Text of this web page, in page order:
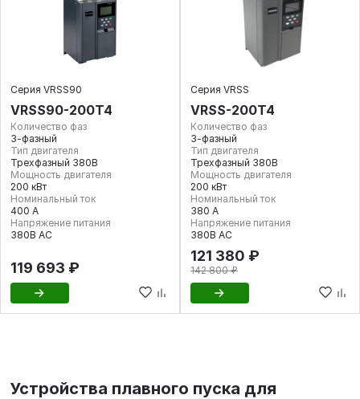
Серия VRSS90
VRSS90-200T4
Количество фаз
3-фазный
Тип двигателя
Трехфазный 380В
Мощность двигателя
200 кВт
Номинальный ток
400 А
Напряжение питания
380В AC
119 693 ₽
Серия VRSS
VRSS-200T4
Количество фаз
3-фазный
Тип двигателя
Трехфазный 380В
Мощность двигателя
200 кВт
Номинальный ток
380 А
Напряжение питания
380В AC
121 380 ₽
142 800 ₽
Устройства плавного пуска для